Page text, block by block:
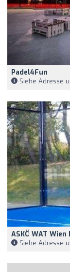
Padel4Fun
Siehe Adresse
ASKÖ WAT
Siehe Adresse